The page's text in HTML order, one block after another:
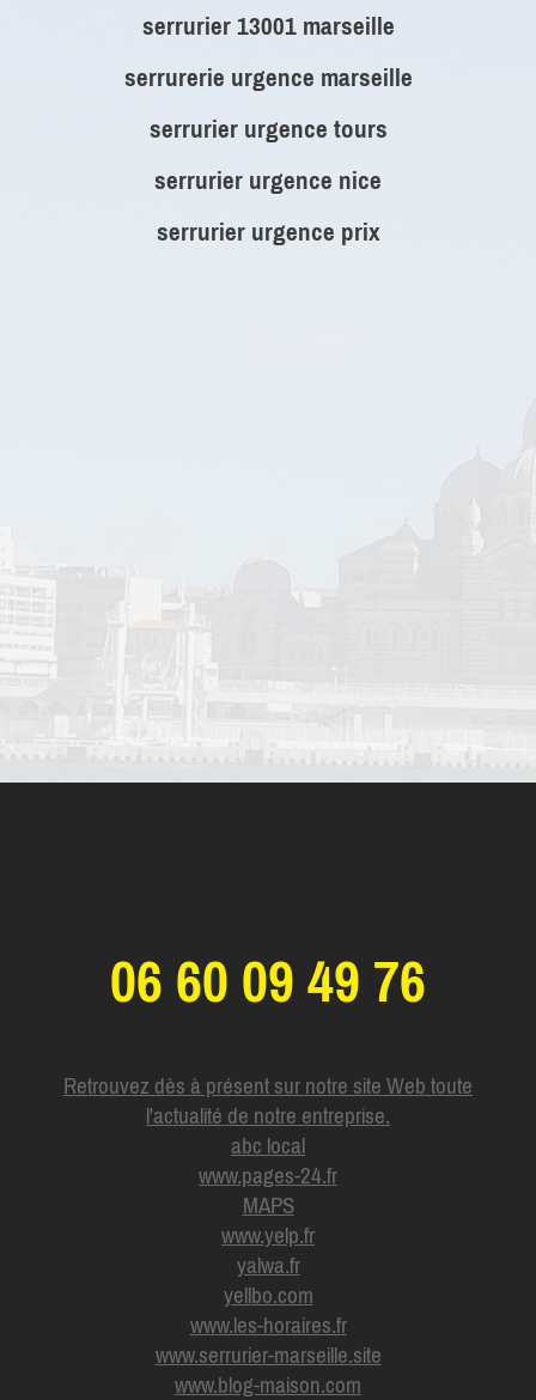
serrurier 13001 marseille
serrurerie urgence marseille
serrurier urgence tours
serrurier urgence nice
serrurier urgence prix
06 60 09 49 76
Retrouvez dès à présent sur notre site Web toute
l'actualité de notre entreprise.
abc local
www.pages-24.fr
MAPS
www.yelp.fr
yalwa.fr
yellbo.com
www.les-horaires.fr
www.serrurier-marseille.site
www.blog-maison.com